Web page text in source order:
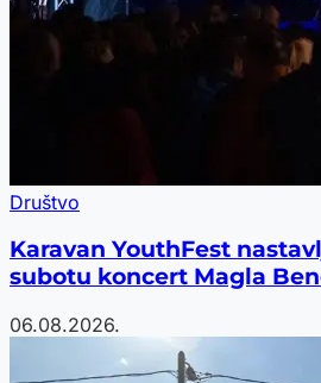
Društvo
Karavan YouthFest
subotu koncert Magla
06.08.2026.